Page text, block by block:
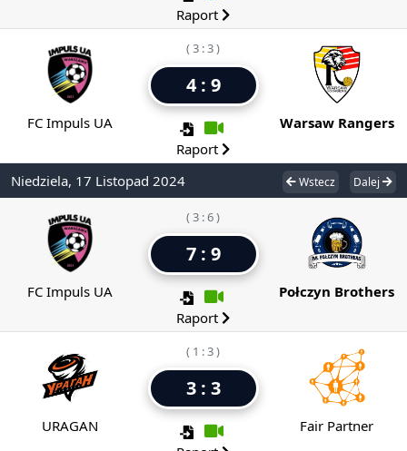
Raport
FC Impuls UA
( 3 : 3 )
4 : 9
Raport
Warsaw Rangers
Niedziela, 17 Listopad 2024 Wstecz Dalej
FC Impuls UA
( 3 : 6 )
7 : 9
Raport
Połczyn Brothers
URAGAN
( 1 : 3 )
3 : 3
Fair Partner